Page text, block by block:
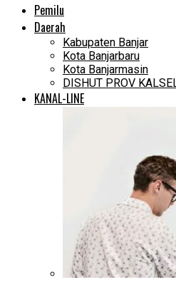
Pemilu
Daerah
Kabupaten Banjar
Kota Banjarbaru
Kota Banjarmasin
DISHUT PROV
KANAL-LINE